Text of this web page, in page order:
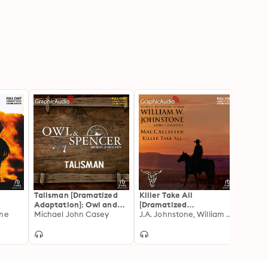
Talisman [Dramatized
Adaptation]: Owl and
Spencer
Michael John Casey
Killer Take All
[Dramatized
Adaptation]:
J.A. Johnstone, William W. Johnstone